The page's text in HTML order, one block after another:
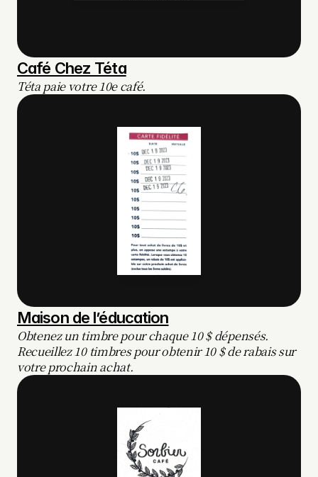
Café Chez Téta
Téta paie votre 10e café.
Maison de l’éducation
Obtenez un timbre pour chaque 10 $ dépensés.
Recueillez 10 timbres pour obtenir 10 $ de rabais sur
votre prochain achat.